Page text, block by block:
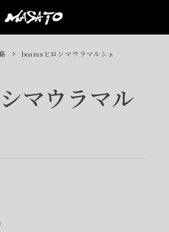
beamsヒロシマウラマルシェ
マウラマル